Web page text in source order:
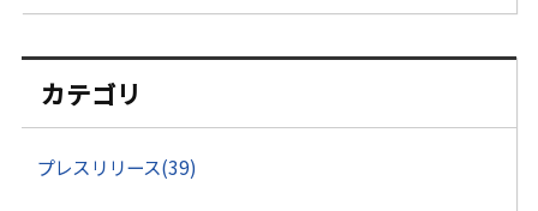
カテゴリ
プレスリリース(39)